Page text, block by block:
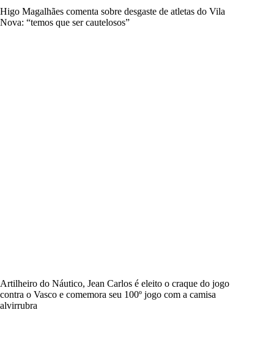
Higo Magalhães comenta sobre desgaste de atletas do Vila
Nova: “temos que ser cautelosos”
Artilheiro do Náutico, Jean Carlos é eleito o craque do jogo
contra o Vasco e comemora seu 100º jogo com a camisa
alvirrubra